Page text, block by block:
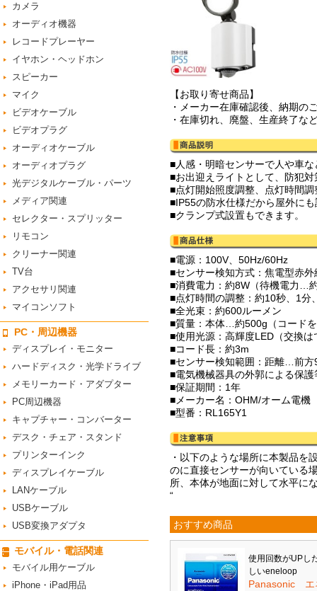
カメラ
オーディオ機器
レコードプレーヤー
イヤホン・ヘッドホン
スピーカー
マイク
ビデオケーブル
ビデオプラグ
オーディオケーブル
オーディオプラグ
光デジタルケーブル・パーツ
メディア関連
セレクター・スプリッター
リモコン
クリーナー関連
TV台
アクセサリ関連
マイコンソフト
PC・周辺機器
ディスプレイ・モニター
ハードディスク・光学ドライブ
メモリーカード・アダプター
PC周辺機器
キャプチャー・コンバーター
デスク・チェア・スタンド
プリンターインク
ディスプレイケーブル
LANケーブル
USBケーブル
USB変換アダプタ
モバイル・電話関連
モバイル用ケーブル
iPhone・iPad用品
【お取り寄せ商品】
・メーカー在庫確認後、納期の
・在庫切れ、廃盤、生産終了な
■人感・明暗センサーで人や車
■お出迎えライトとして、防犯
■点灯開始照度調整、点灯時間
■IP55の防水仕様だから屋外に
■クランプ式設置もできます。
■電源：100V、50Hz/60Hz
■センサー検知方式：焦電型赤外
■消費電力：約8W（待機電力…
■点灯時間の調整：約10秒、1分
■全光束：約600ルーメン
■質量：本体…約500g（コード
■使用光源：高輝度LED（交換は
■コード長：約3m
■センサー検知範囲：距離…前
■電気機械器具の外郭による保
■保証期間：1年
■メーカー名：OHM/オーム電機
■型番：RL165Y1
・以下のような場所に本製品を
のに直接センサーが向いている
所、本体が地面に対して水平に
“
おすすめ商品
使用回数がUPし
しいeneloop
Panasonic エ